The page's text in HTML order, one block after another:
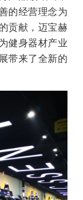
的经营理念为
贡献，迈宝赫
健身器材产业
带来了全新的